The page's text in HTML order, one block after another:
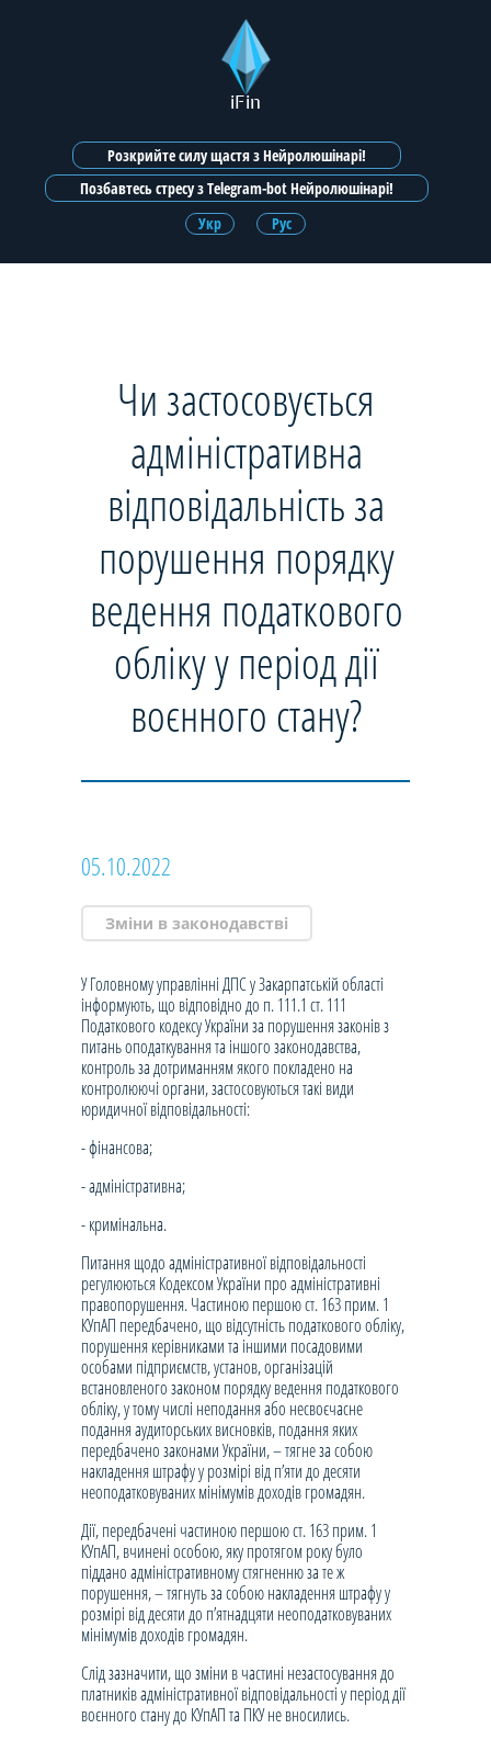
iFin
Розкрийте силу щастя з Нейролюшінарі!
Позбавтесь стресу з Telegram-bot Нейролюшінарі!
Укр
Рус
Чи застосовується
адміністративна
відповідальність за
порушення порядку
ведення податкового
обліку у період дії
воєнного стану?
05.10.2022
Зміни в законодавстві
У Головному управлінні ДПС у Закарпатській області
інформують, що відповідно до п. 111.1 ст. 111
Податкового кодексу України за порушення законів з
питань оподаткування та іншого законодавства,
контроль за дотриманням якого покладено на
контролюючі органи, застосовуються такі види
юридичної відповідальності:
- фінансова;
- адміністративна;
- кримінальна.
Питання щодо адміністративної відповідальності
регулюються Кодексом України про адміністративні
правопорушення. Частиною першою ст. 163 прим. 1
КУпАП передбачено, що відсутність податкового обліку,
порушення керівниками та іншими посадовими
особами підприємств, установ, організацій
встановленого законом порядку ведення податкового
обліку, у тому числі неподання або несвоєчасне
подання аудиторських висновків, подання яких
передбачено законами України, – тягне за собою
накладення штрафу у розмірі від п’яти до десяти
неоподатковуваних мінімумів доходів громадян.
Дії, передбачені частиною першою ст. 163 прим. 1
КУпАП, вчинені особою, яку протягом року було
піддано адміністративному стягненню за те ж
порушення, – тягнуть за собою накладення штрафу у
розмірі від десяти до п’ятнадцяти неоподатковуваних
мінімумів доходів громадян.
Слід зазначити, що зміни в частині незастосування до
платників адміністративної відповідальності у період дії
воєнного стану до КУпАП та ПКУ не вносились.